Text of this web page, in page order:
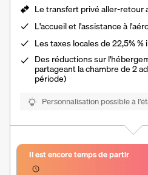
Le transfert privé aller-
L'accueil et l'assistance à
Les taxes locales de 22,5% %
Des réductions sur
partageant la chambre de 2
période)
Personnalisation possible à
Il est encore temps de partir